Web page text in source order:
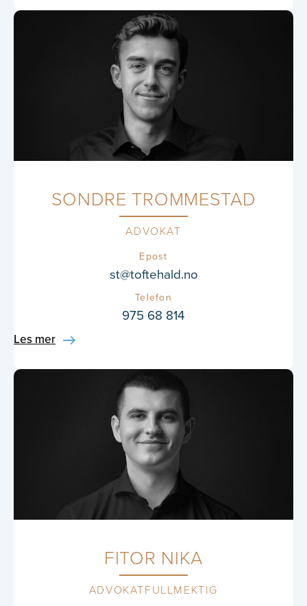
SONDRE TROMMESTAD
ADVOKAT
Epost
st@toftehald.no
Telefon
975 68 814
Les mer
FITOR NIKA
ADVOKATFULLMEKTIG